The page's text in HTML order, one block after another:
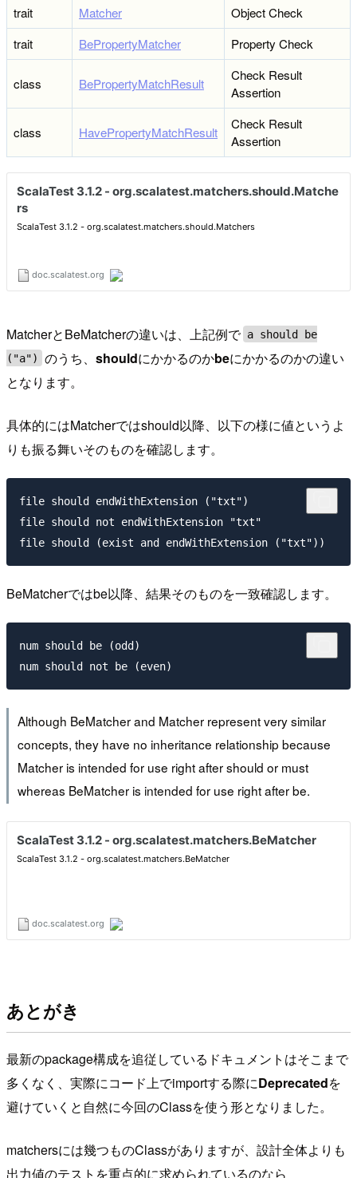
trait
Matcher
Object Check
trait
BePropertyMatcher Property Check
class BePropertyMatchResult
Check Result
Assertion
class HavePropertyMatchResult
Check Result
Assertion
MatcherとBeMatcherの違いは、上記例で a should be
("a")
のうち、shouldにかかるのかbeにかかるのかの違い
となります。
具体的にはMatcherではshould以降、以下の様に値というよ
りも振る舞いそのものを確認します。
file should endWithExtension ("txt")
file should not endWithExtension "txt"
BeMatcherではbe以降、結果そのものを一致確認します。
num should be (odd)
Although BeMatcher and Matcher represent very similar
concepts, they have no inheritance relationship because
Matcher is intended for use right after should or must
whereas BeMatcher is intended for use right after be.
あとがき
最新のpackage構成を追従しているドキュメントはそこまで
多くなく、実際にコード上でimportする際にDeprecatedを
避けていくと自然に今回のClassを使う形となりました。
matchersには幾つものClassがありますが、設計全体よりも
出力値のテストを重点的に求められているのなら